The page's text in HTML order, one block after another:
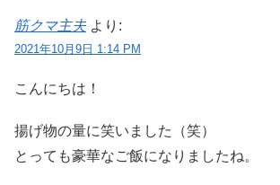
筋クマ主夫 より:
2021年10月9日 1:14 PM
こんにちは！
揚げ物の量に笑いました（笑）
とっても豪華なご飯になりましたね。